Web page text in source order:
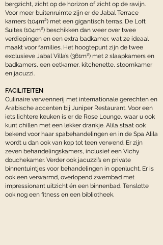
bergzicht, zicht op de horizon of zicht op de ravijn.
Voor meer buitenruimte zijn er de Jabal Terrace
kamers (104m²) met een gigantisch terras. De Loft
Suites (104m²) beschikken dan weer over twee
verdiepingen en een extra badkamer, wat ze ideaal
maakt voor families. Het hoogtepunt zijn de twee
exclusieve Jabal Villa’s (361m²) met 2 slaapkamers en
badkamers, een eetkamer, kitchenette, stoomkamer
en jacuzzi.
FACILITEITEN
Culinaire verwennerij met internationale gerechten en
Arabische accenten bij Juniper Restaurant. Voor een
iets lichtere keuken is er de Rose Lounge, waar u ook
kunt chillen met een lekker drankje. Alila staat ook
bekend voor haar spabehandelingen en in de Spa Alila
wordt u dan ook van kop tot teen verwend. Er zijn
zeven behandelingskamers, inclusief een Vichy
douchekamer. Verder ook jacuzzi’s en private
binnentuintjes voor behandelingen in openlucht. Er is
ook een verwarmd, overlopend zwembad met
impressionant uitzicht én een binnenbad. Tenslotte
ook nog een fitness en een bibliotheek.